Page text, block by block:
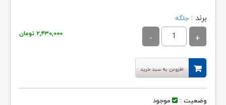
برند : جلگه
۲,۴۳۰,۰۰۰ تومان
افزودن به سبد خرید
وضعیت : موجود